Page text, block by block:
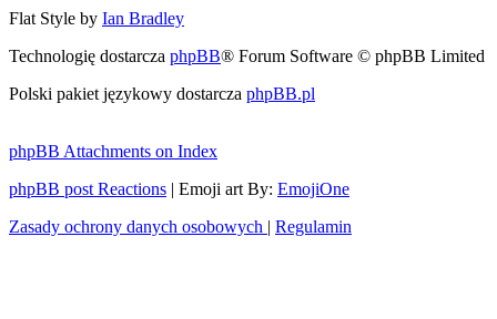
Flat Style by Ian Bradley
Technologię dostarcza phpBB® Forum Software © phpBB Limited
Polski pakiet językowy dostarcza phpBB.pl
phpBB Attachments on Index
phpBB post Reactions | Emoji art By: EmojiOne
Zasady ochrony danych osobowych | Regulamin